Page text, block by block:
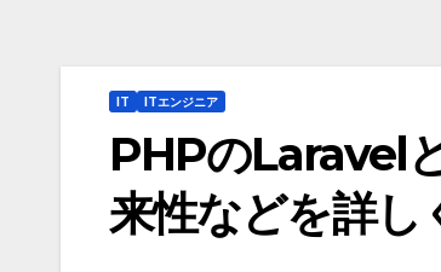
IT ITエンジニア
PHPのLaravel
来性などを詳し